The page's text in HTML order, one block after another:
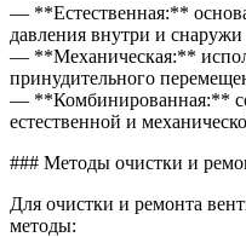
— **Естественная:**
давления внутри и
— **Механическая:**
принудительного
— **Комбинированная:**
естественной и
### Методы очистки и
Для очистки и ремонта
методы: